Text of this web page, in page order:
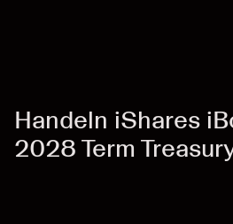
Handeln iShares
2028 Term